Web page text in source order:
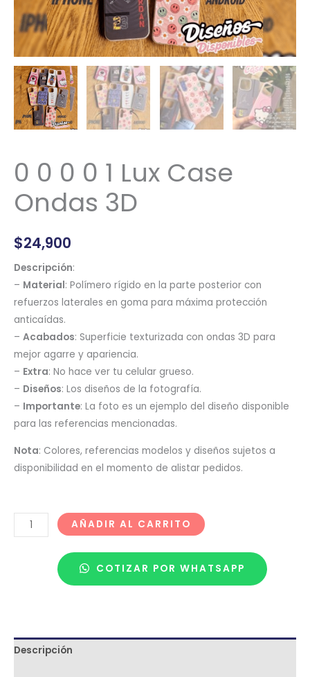
0 0 0 0 1 Lux Case
Ondas 3D
$24,900
Descripción:
– Material: Polímero rígido en la parte posterior con
refuerzos laterales en goma para máxima protección
anticaídas.
– Acabados: Superficie texturizada con ondas 3D para
mejor agarre y apariencia.
– Extra: No hace ver tu celular grueso.
– Diseños: Los diseños de la fotografía.
– Importante: La foto es un ejemplo del diseño disponible
para las referencias mencionadas.
Nota: Colores, referencias modelos y diseños sujetos a
disponibilidad en el momento de alistar pedidos.
AÑADIR AL CARRITO
COTIZAR POR WHATSAPP
Descripción